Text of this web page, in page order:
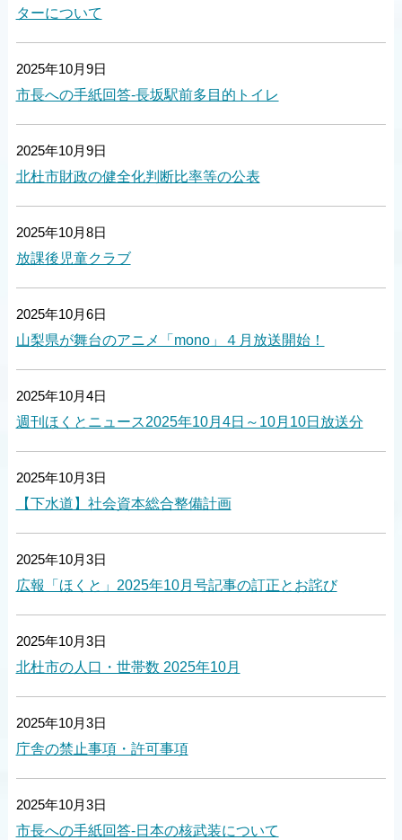
ターについて
2025年10月9日
市長への手紙回答-長坂駅前多目的トイレ
2025年10月9日
北杜市財政の健全化判断比率等の公表
2025年10月8日
放課後児童クラブ
2025年10月6日
山梨県が舞台のアニメ「mono」４月放送開始！
2025年10月4日
週刊ほくとニュース2025年10月4日～10月10日放送分
2025年10月3日
【下水道】社会資本総合整備計画
2025年10月3日
広報「ほくと」2025年10月号記事の訂正とお詫び
2025年10月3日
北杜市の人口・世帯数 2025年10月
2025年10月3日
庁舎の禁止事項・許可事項
2025年10月3日
市長への手紙回答-日本の核武装について